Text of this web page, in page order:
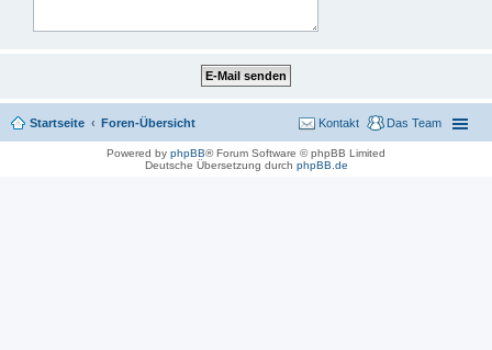
Startseite Foren-Übersicht Das Team
Kontakt
Powered by phpBB® Forum Software © phpBB Limited
Deutsche Übersetzung durch phpBB.de